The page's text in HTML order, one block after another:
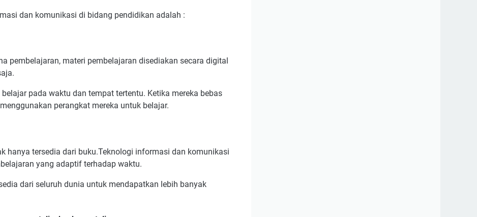
dan komunikasi di bidang pendidikan adalah :
pembelajaran, materi pembelajaran disediakan secara digital
pada waktu dan tempat tertentu. Ketika mereka bebas
perangkat mereka untuk belajar.
hanya tersedia dari buku.Teknologi informasi dan komunikasi
yang adaptif terhadap waktu.
dari seluruh dunia untuk mendapatkan lebih banyak